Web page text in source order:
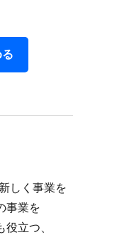
しく​事業を​
事業を​
立つ、​